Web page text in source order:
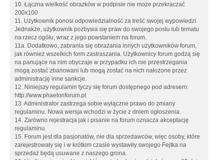
10. Łączna wielkość obrazków w podpisie nie może przekraczać
200x100
11. Użytkownik ponosi odpowiedzialność za treść swojej wypowiedzi.
Jednakże, użytkownik pozbywa się praw do swojego postu lub tematu
na rzecz ogółu, wraz z jego powstaniem na forum.
11a. Dodatkowo, zabrania się obrażania innych użytkowników forum,
jak również wszelkich form zastraszania. Użytkownicy forum godzą się
na panujące na nim obyczaje w przypadku ich nie przestrzegania
mogą zostać zbanowani lub mogą zostać na nich nałożone przez
administrację inne sankcje.
12. Niniejszy regulamin tyczy się forum dostępnego pod adresem:
http://www.phaetonforum.pl
13. Administrator zastrzega sobie wyłączne prawo do zmiany
regulaminu. Nowa wersja wchodzi w życie z dniem ogłoszenia.
14. Zarówno rejestracja jak i pisanie na forum oznacza akceptację
regulaminu.
15. Forum jest dla pasjonatów, nie dla sprzedawców, więc osoby, które
zarejestrowały się i w krótkim czasie wystawiły swojego Fejtka na
sprzedaż będą usuwane z naszego grona.